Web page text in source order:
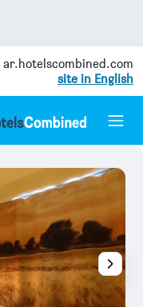
ar.hotelscombined.com
site in English